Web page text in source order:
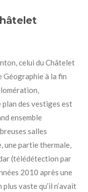
celui du Châtelet
Géographie à la fin
des vestiges est
ensemble
salles
une partie thermale,
(télédétection par
2010 après une
vaste qu’il n’avait